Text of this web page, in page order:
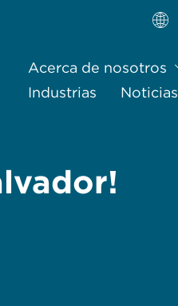
Acerca de nosotros
Industrias
Noticias